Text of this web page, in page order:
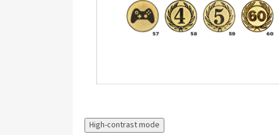
High-contrast mode